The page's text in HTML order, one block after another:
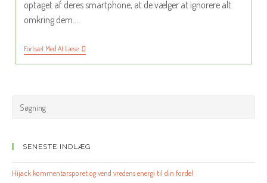
optaget af deres smartphone, at de vælger at ignorere alt
omkring dem.…
Fortsæt Med At LæsePhubbing
SENESTE INDLÆG
Hijack kommentarsporet og vend vredens energi til din fordel